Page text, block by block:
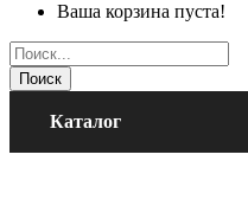
Ваша корзина пуста!
Поиск
Каталог